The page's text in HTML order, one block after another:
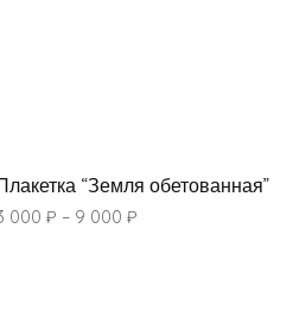
“Земля обетованная”
000 ₽ – 9 000 ₽